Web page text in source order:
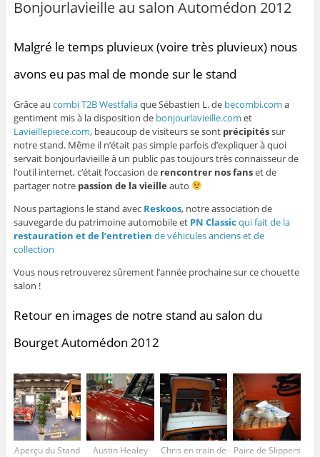
Bonjourlavieille au salon Automédon 2012
Malgré le temps pluvieux (voire très pluvieux) nous
avons eu pas mal de monde sur le stand
Grâce au combi T2B Westfaliaque Sébastien L. de becombi.com a
gentiment mis à la disposition de bonjourlavieille.com et
Lavieillepiece.com, beaucoup de visiteurs se sont précipitéssur
notre stand. Même il n’était pas simple parfois d’expliquer à quoi
servait bonjourlavieille à un public pas toujours très connaisseur de
l’outil internet, c’était l’occasion de rencontrer nos fanset de
partager notre passion de la vieille auto
Nous partagions le stand avec Reskoos, notre association de
sauvegarde du patrimoine automobile et PN Classic qui fait de la
restauration et de l’entretien de véhicules anciens et de
collection
Vous nous retrouverez sûrement l’année prochaine sur ce chouette
salon !
Retour en images de notre stand au salon du
Bourget Automédon 2012
Aperçu du Stand
Austin Healey
Chris en train de
Paire de Slippers